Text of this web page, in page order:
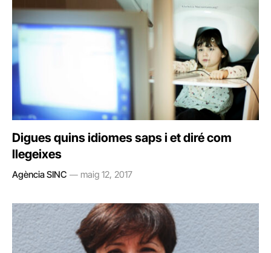
Digues quins idiomes saps i et diré com
llegeixes
Agència SINC maig 12, 2017